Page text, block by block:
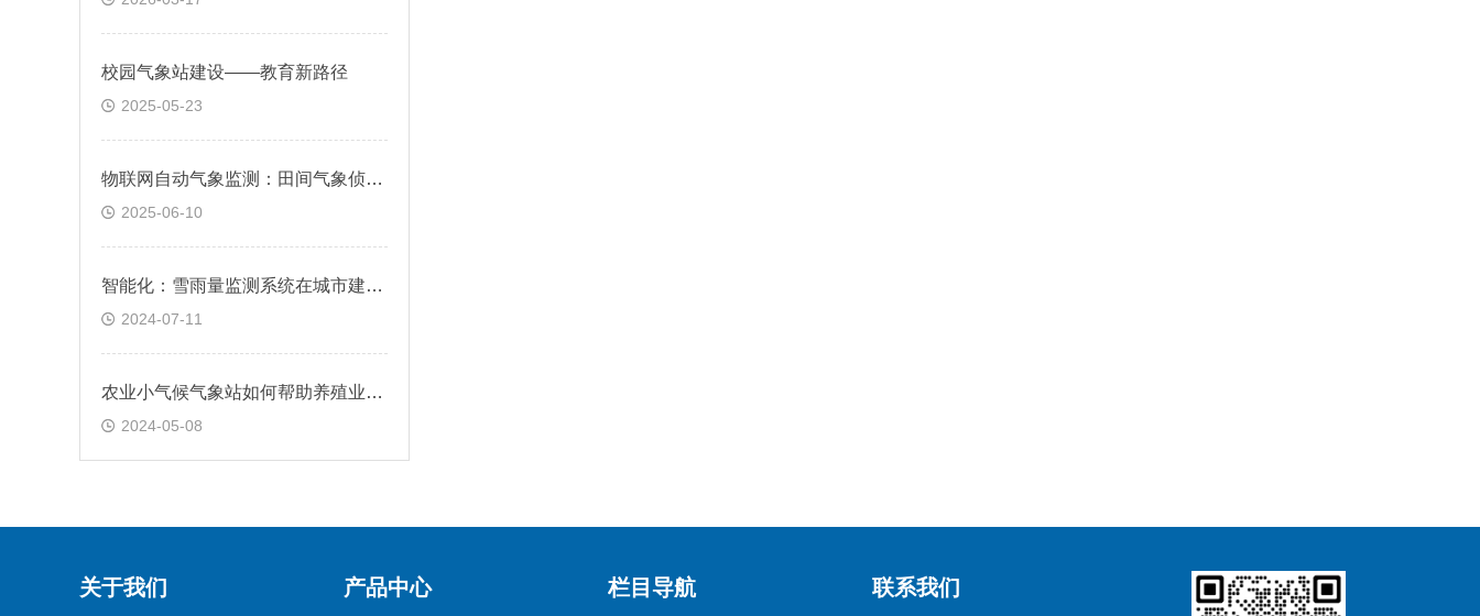
校园气象站建设——教育新路径
2025-05-23
物联网自动气象监测：田间气象侦察兵
2025-06-10
智能化：雪雨量监测系统在城市建设规划中的应用
2024-07-11
农业小气候气象站如何帮助养殖业@2024全国顺丰包邮
2024-05-08
关于我们 产品中心 栏目导航 联系我们